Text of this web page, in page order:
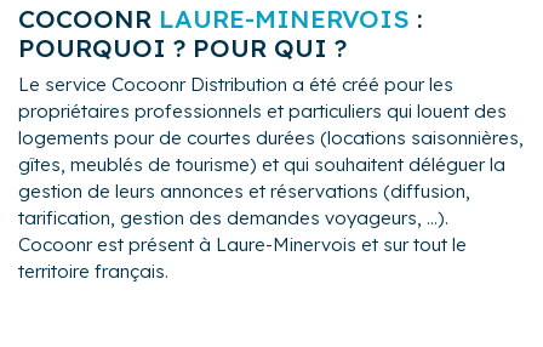
COCOONR LAURE-MINERVOIS :
POURQUOI ? POUR QUI ?
Le service Cocoonr Distribution a été créé pour les
propriétaires professionnels et particuliers qui louent des
logements pour de courtes durées (locations saisonnières,
gîtes, meublés de tourisme) et qui souhaitent déléguer la
gestion de leurs annonces et réservations (diffusion,
tarification, gestion des demandes voyageurs, ...).
Cocoonr est présent à Laure-Minervois et sur tout le
territoire français.